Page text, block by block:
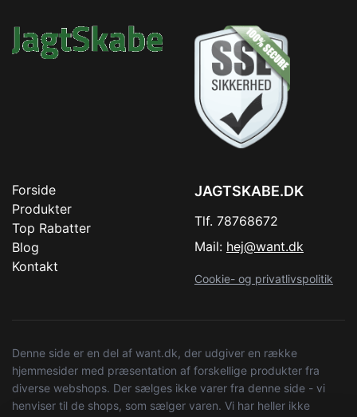
Forside
Produkter
Top Rabatter
Blog
Kontakt
JAGTSKABE.DK
Tlf. 78768672
Mail: hej@want.dk
Cookie- og privatlivspolitik
Denne side er en del af want.dk, der udgiver en række
hjemmesider med præsentation af forskellige produkter fra
diverse webshops. Der sælges ikke varer fra denne side - vi
henviser til de shops, som sælger varen. Vi har heller ikke